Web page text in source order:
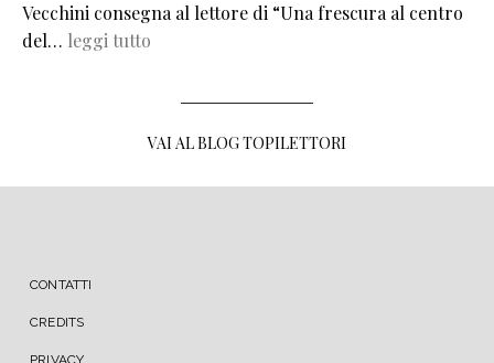
Vecchini consegna al lettore di “Una frescura al centro
del… leggi tutto
VAI AL BLOG TOPILETTORI
MENU FOOTER
CONTATTI
CREDITS
PRIVACY